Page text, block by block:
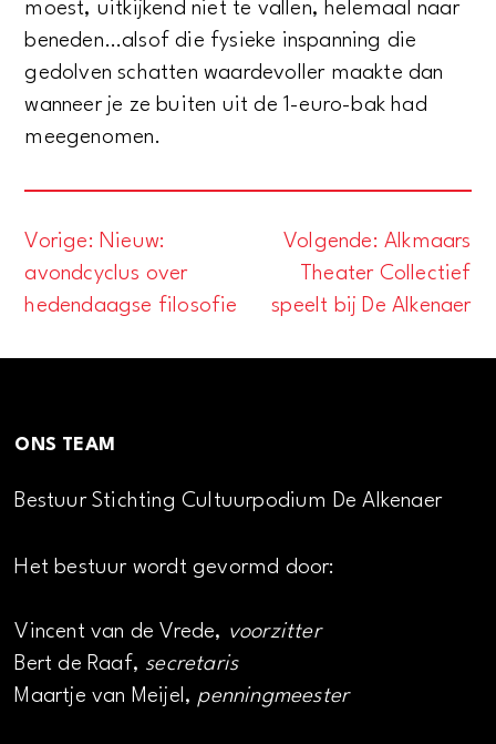
moest, uitkijkend niet te vallen, helemaal naar
beneden…alsof die fysieke inspanning die
gedolven schatten waardevoller maakte dan
wanneer je ze buiten uit de 1-euro-bak had
meegenomen.
Bericht
navigatie
Vorige: Nieuw:
avondcyclus over
hedendaagse filosofie
Volgende: Alkmaars
Theater Collectief
speelt bij De Alkenaer
ONS TEAM
Bestuur Stichting Cultuurpodium De Alkenaer
Het bestuur wordt gevormd door:
Vincent van de Vrede, voorzitter
Bert de Raaf, secretaris
Maartje van Meijel, penningmeester